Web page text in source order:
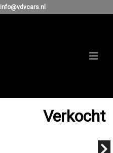
info@vdvcars.nl
Verkocht